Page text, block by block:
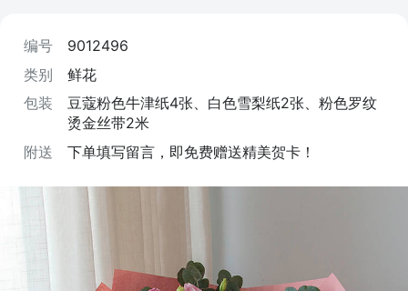
编号
9012496
类别
鲜花
包装
豆蔻粉色牛津纸4张、白色雪梨纸2张、粉色罗纹
烫金丝带2米
附送
下单填写留言，即免费赠送精美贺卡！